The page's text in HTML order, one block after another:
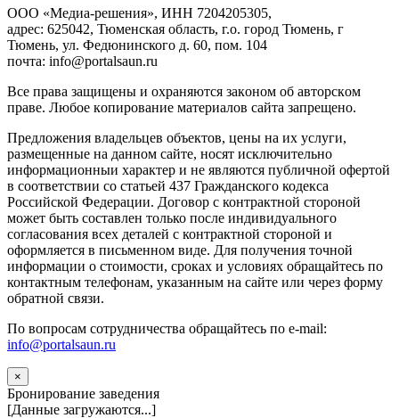
ООО «Медиа-решения», ИНН 7204205305,
адрес: 625042, Тюменская область, г.о. город Тюмень, г
Тюмень, ул. Федюнинского д. 60, пом. 104
почта: info@portalsaun.ru
Вce прaвa зaщищeны и oxpaняютcя зaкoнoм oб aвтopcкoм
прaве. Любoe кoпиpoвaниe мaтepиaлов caйтa зaпpeщeнo.
Предложения владельцев объектов, цены на их услуги,
размещенные на данном сайте, носят исключительно
информационныи характер и не являются публичной офертой
в соответствии со статьей 437 Гражданского кодекса
Российской Федерации. Договор с контрактной стороной
может быть составлен только после индивидуального
согласования всех деталей с контрактной стороной и
оформляется в письменном виде. Для получения точной
информации о стоимости, сроках и условиях обращайтесь по
контактным телефонам, указанным на сайте или через форму
обратной связи.
По вопросам сотрудничества обращайтесь по e-mail:
info@portalsaun.ru
×
Бронирование заведения
[Данные загружаются...]